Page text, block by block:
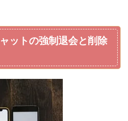
ットの強制退会と削除